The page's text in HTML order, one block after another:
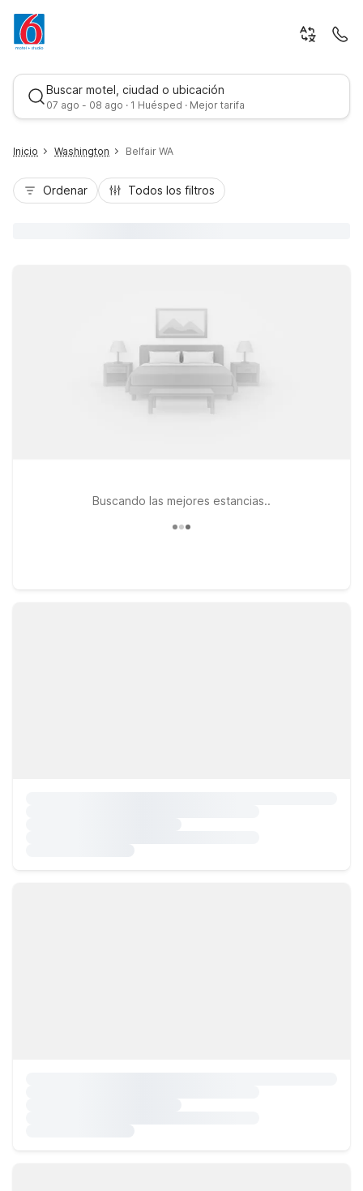
Buscar motel, ciudad o ubicación
07 ago - 08 ago · 1 Huésped · Mejor tarifa
Inicio Washington Belfair WA
Ordenar Todos los filtros
Buscando las mejores estancias..